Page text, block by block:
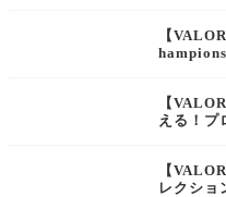
【
【
える！プ
【
レクショ